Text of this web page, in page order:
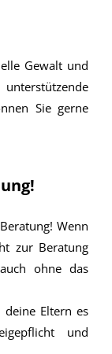
Gewalt und
Sie gerne
Wenn
zur Beratung
ohne das
Eltern es
und